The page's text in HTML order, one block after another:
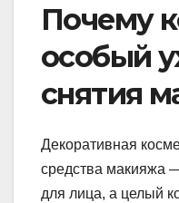
Почему
особый
снятия
Декоративная
средства макияжа
для лица, а целый